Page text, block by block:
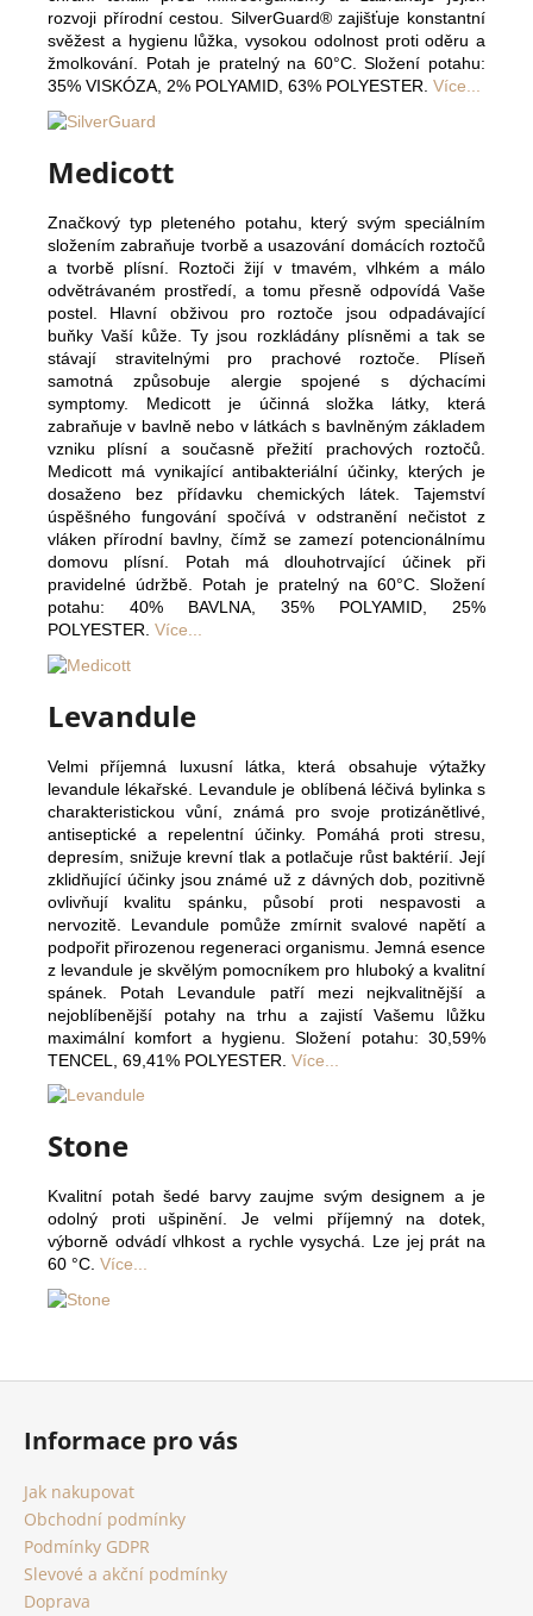
rozvoji přírodní cestou. SilverGuard® zajišťuje konstantní
svěžest a hygienu lůžka, vysokou odolnost proti oděru a
žmolkování. Potah je pratelný na 60°C. Složení potahu:
35% VISKÓZA, 2% POLYAMID, 63% POLYESTER. Více...
Medicott
Značkový typ pleteného potahu, který svým speciálním
složením zabraňuje tvorbě a usazování domácích roztočů
a tvorbě plísní. Roztoči žijí v tmavém, vlhkém a málo
odvětrávaném prostředí, a tomu přesně odpovídá Vaše
postel. Hlavní obživou pro roztoče jsou odpadávající
buňky Vaší kůže. Ty jsou rozkládány plísněmi a tak se
stávají stravitelnými pro prachové roztoče. Plíseň
samotná způsobuje alergie spojené s dýchacími
symptomy. Medicott je účinná složka látky, která
zabraňuje v bavlně nebo v látkách s bavlněným základem
vzniku plísní a současně přežití prachových roztočů.
Medicott má vynikající antibakteriální účinky, kterých je
dosaženo bez přídavku chemických látek. Tajemství
úspěšného fungování spočívá v odstranění nečistot z
vláken přírodní bavlny, čímž se zamezí potencionálnímu
domovu plísní. Potah má dlouhotrvající účinek při
pravidelné údržbě. Potah je pratelný na 60°C. Složení
potahu: 40% BAVLNA, 35% POLYAMID, 25%
POLYESTER. Více...
Levandule
Velmi příjemná luxusní látka, která obsahuje výtažky
levandule lékařské. Levandule je oblíbená léčivá bylinka s
charakteristickou vůní, známá pro svoje protizánětlivé,
antiseptické a repelentní účinky. Pomáhá proti stresu,
depresím, snižuje krevní tlak a potlačuje růst baktérií. Její
zklidňující účinky jsou známé už z dávných dob, pozitivně
ovlivňují kvalitu spánku, působí proti nespavosti a
nervozitě. Levandule pomůže zmírnit svalové napětí a
podpořit přirozenou regeneraci organismu. Jemná esence
z levandule je skvělým pomocníkem pro hluboký a kvalitní
spánek. Potah Levandule patří mezi nejkvalitnější a
nejoblíbenější potahy na trhu a zajistí Vašemu lůžku
maximální komfort a hygienu. Složení potahu: 30,59%
TENCEL, 69,41% POLYESTER. Více...
Stone
Kvalitní potah šedé barvy zaujme svým designem a je
odolný proti ušpinění. Je velmi příjemný na dotek,
výborně odvádí vlhkost a rychle vysychá. Lze jej prát na
60 °C. Více...
Z
Informace pro vás
Jak nakupovat
Obchodní podmínky
Podmínky GDPR
Slevové a akční podmínky
Doprava